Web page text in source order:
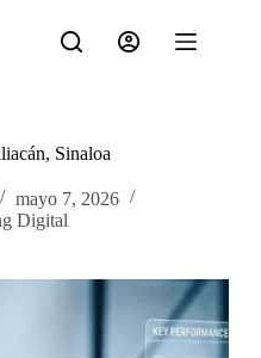
Sinaloa
mayo 7, 2026
Digital